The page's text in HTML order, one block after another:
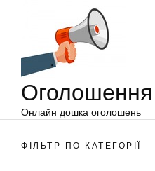
Оголошення
Онлайн дошка оголошень
ФІЛЬТР ПО КАТЕГОРІЇ